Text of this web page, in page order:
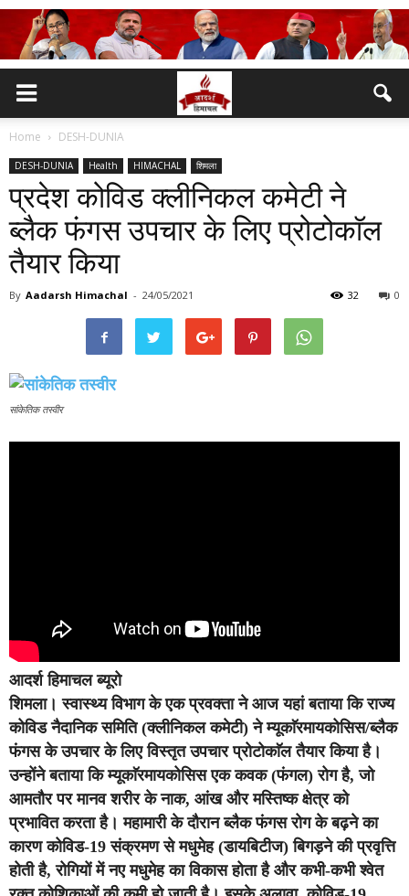
Home DESH-DUNIA
DESH-DUNIA Health HIMACHAL शिमला
प्रदेश कोविड क्लीनिकल कमेटी ने
ब्लैक फंगस उपचार के लिए प्रोटोकाॅल
तैयार किया
By Aadarsh Himachal - 24/05/2021 0
32
सांकेतिक तस्वीर
आदर्श हिमाचल ब्यूरो
शिमला। स्वास्थ्य विभाग के एक प्रवक्ता ने आज यहां बताया कि राज्य
कोविड नैदानिक समिति (क्लीनिकल कमेटी) ने म्यूकाॅरमायकोसिस/ब्लैक
फंगस के उपचार के लिए विस्तृत उपचार प्रोटोकाॅल तैयार किया है।
उन्होंने बताया कि म्यूकाॅरमायकोसिस एक कवक (फंगल) रोग है, जो
आमतौर पर मानव शरीर के नाक, आंख और मस्तिष्क क्षेत्र को
प्रभावित करता है। महामारी के दौरान ब्लैक फंगस रोग के बढ़ने का
कारण कोविड-19 संक्रमण से मधुमेह (डायबिटीज) बिगड़ने की प्रवृत्ति
होती है, रोगियों में नए मधुमेह का विकास होता है और कभी-कभी श्वेत